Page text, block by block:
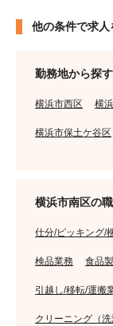
他の条件で求人
勤務地から探す
横浜市西区 横
横浜市保土ケ谷区
横浜市南区の
仕分/ピッキング/
検品業務 食品
引越し/移転/運搬
クリーニング（洗